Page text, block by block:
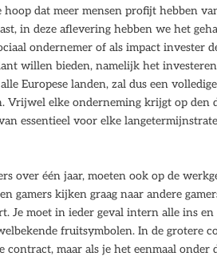
dat meer mensen profijt hebben
in deze aflevering hebben we het
ondernemer of als impact invester
willen bieden, namelijk het
Europese landen, zal dus een
Vrijwel elke onderneming krijgt op den
essentieel voor elke
over één jaar, moeten ook op de
gamers kijken graag naar andere
Je moet in ieder geval intern alle ins
fruitsymbolen. In de grotere
maar als je het eenmaal onder